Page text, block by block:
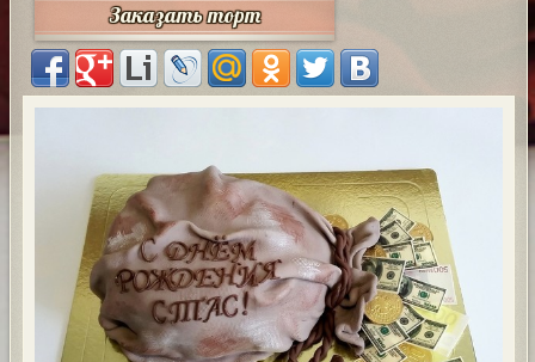
Заказать торт